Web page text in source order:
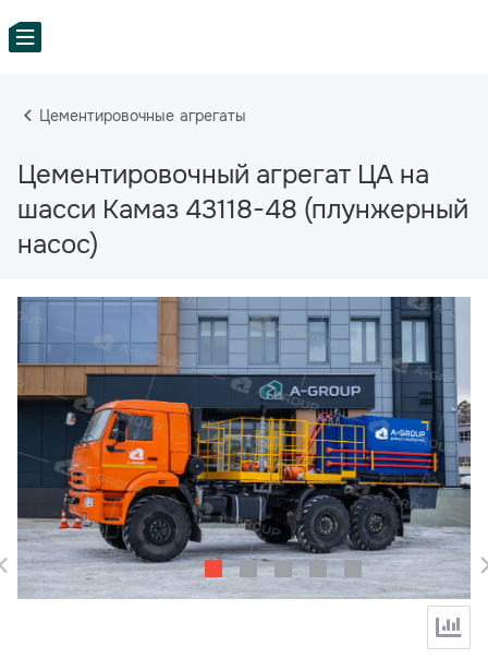
Цементировочные агрегаты
Цементировочный агрегат ЦА на
шасси Камаз 43118-48 (плунжерный
насос)